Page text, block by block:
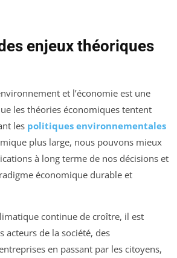
enjeux théoriques
et l’économie est une
les théories économiques tentent
les politiques environnementales
plus large, nous pouvons mieux
à long terme de nos décisions et
économique durable et
continue de croître, il est
acteurs de la société, des
en passant par les citoyens,